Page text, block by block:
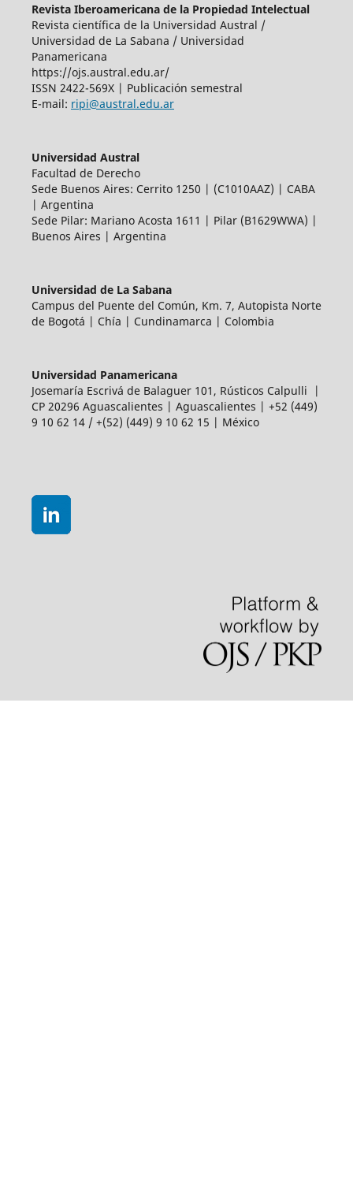
Revista Iberoamericana de la Propiedad Intelectual
Revista científica de la Universidad Austral /
Universidad de La Sabana / Universidad
Panamericana
https://ojs.austral.edu.ar/
ISSN 2422-569X | Publicación semestral
E-mail: ripi@austral.edu.ar
Universidad Austral
Facultad de Derecho
Sede Buenos Aires: Cerrito 1250 | (C1010AAZ) | CABA
| Argentina
Sede Pilar: Mariano Acosta 1611 | Pilar (B1629WWA) |
Buenos Aires | Argentina
Universidad de La Sabana
Campus del Puente del Común, Km. 7, Autopista Norte
de Bogotá | Chía | Cundinamarca | Colombia
Universidad Panamericana
Josemaría Escrivá de Balaguer 101, Rústicos Calpulli |
CP 20296 Aguascalientes | Aguascalientes | +52 (449)
9 10 62 14 / +(52) (449) 9 10 62 15 | México